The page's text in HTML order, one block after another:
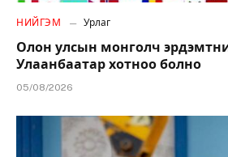
НИЙГЭМ Урлаг
Олон улсын монголч
Улаанбаатар хотноо болно
05/08/2026